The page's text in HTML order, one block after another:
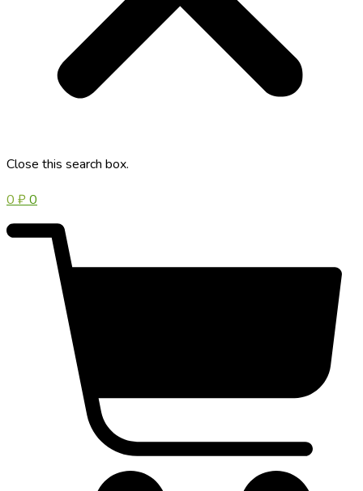
Close this search box.
0 ₽0